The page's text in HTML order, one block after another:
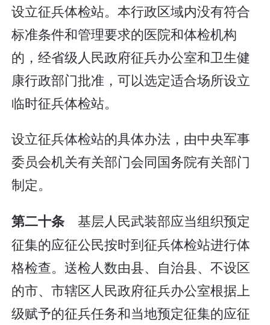
设立征兵体检站。本行政区域内没有符合
标准条件和管理要求的医院和体检机构
的，经省级人民政府征兵办公室和卫生健
康行政部门批准，可以选定适合场所设立
临时征兵体检站。
设立征兵体检站的具体办法，由中央军事
委员会机关有关部门会同国务院有关部门
制定。
第二十条 基层人民武装部应当组织预定
征集的应征公民按时到征兵体检站进行体
格检查。送检人数由县、自治县、不设区
的市、市辖区人民政府征兵办公室根据上
级赋予的征兵任务和当地预定征集的应征